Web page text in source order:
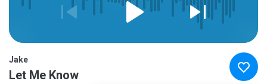
Jake
Let Me Know